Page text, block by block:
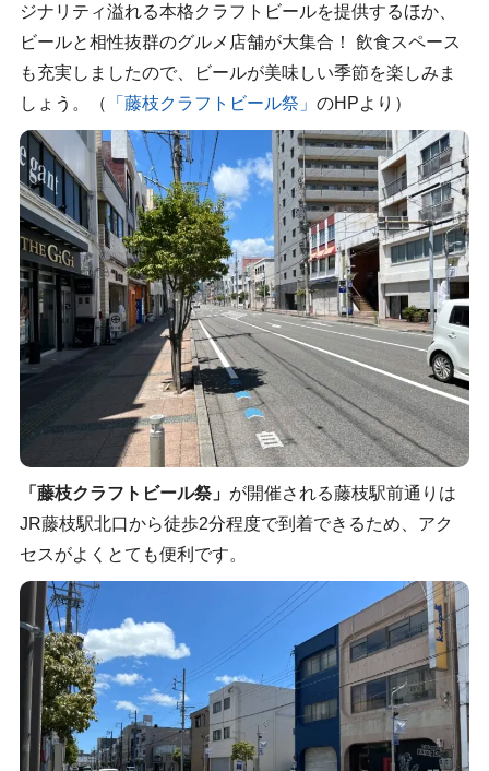
ジナリティ溢れる本格クラフトビールを提供するほか、
ビールと相性抜群のグルメ店舗が大集合！ 飲食スペース
も充実しましたので、ビールが美味しい季節を楽しみま
しょう。（
「藤枝クラフトビール祭」 のHPより）
「藤枝クラフトビール祭」 が開催される藤枝駅前通りは
JR藤枝駅北口から徒歩2分程度で到着できるため、アク
セスがよくとても便利です。